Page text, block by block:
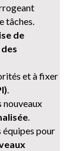
tâches.
de
nouveaux